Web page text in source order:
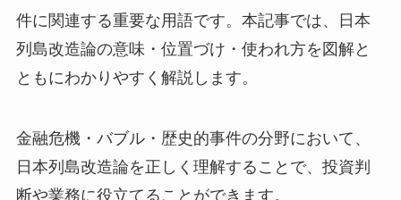
件に関連する重要な用語です。本記事では、日本
列島改造論の意味・位置づけ・使われ方を図解と
ともにわかりやすく解説します。
金融危機・バブル・歴史的事件の分野において、
日本列島改造論を正しく理解することで、投資判
断や業務に役立てることができます。